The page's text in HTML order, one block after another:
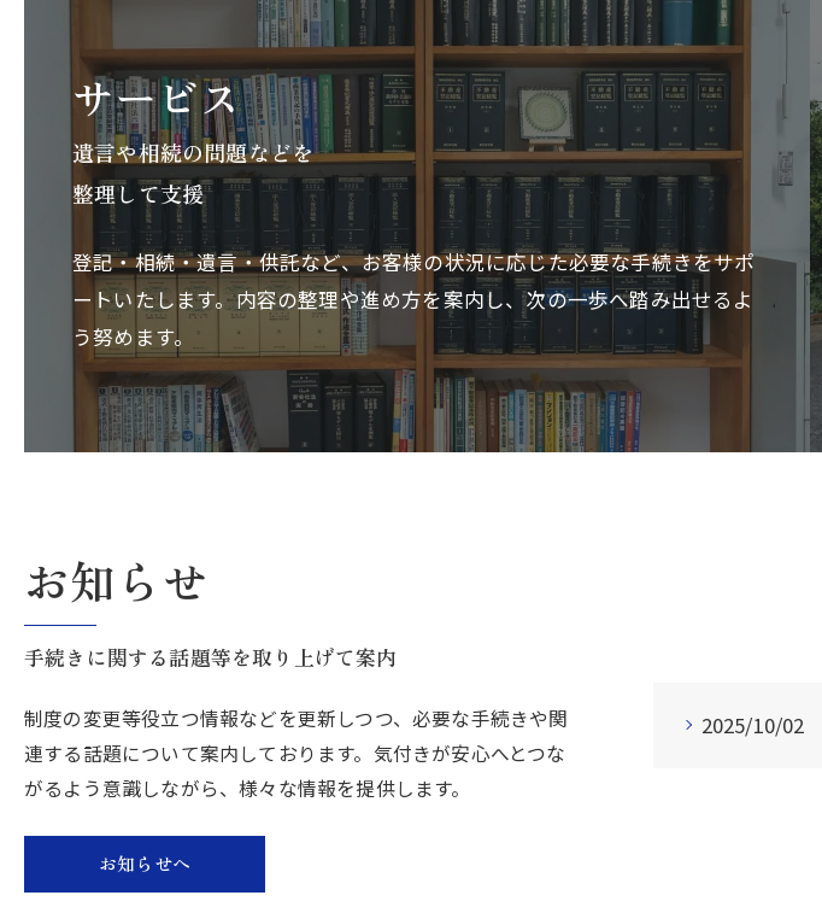
サービス
遺言や相続の問題などを
整理して支援
登記・相続・遺言・供託など、お客様の状況に応じた必要な手続きをサポ
ートいたします。内容の整理や進め方を案内し、次の一歩へ踏み出せるよ
う努めます。
手続きに関する話題等を取り上げて案内
お知らせ
制度の変更等役立つ情報などを更新しつつ、必要な手続きや関
連する話題について案内しております。気付きが安心へとつな
がるよう意識しながら、様々な情報を提供します。
2025/10/02
お知らせへ